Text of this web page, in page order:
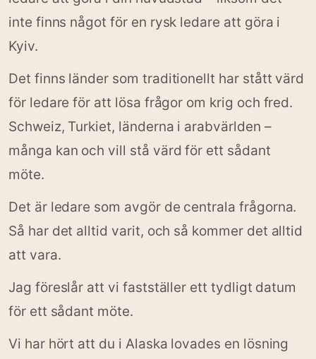
inte finns något för en rysk ledare att göra i
Kyiv.
Det finns länder som traditionellt har stått värd
för ledare för att lösa frågor om krig och fred.
Schweiz, Turkiet, länderna i arabvärlden –
många kan och vill stå värd för ett sådant
möte.
Det är ledare som avgör de centrala frågorna.
Så har det alltid varit, och så kommer det alltid
att vara.
Jag föreslår att vi fastställer ett tydligt datum
för ett sådant möte.
Vi har hört att du i Alaska lovades en lösning